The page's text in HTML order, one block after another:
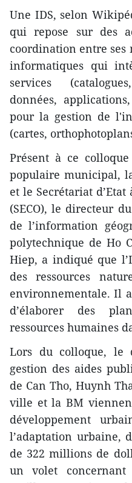
Une IDS, selon
qui repose sur des
coordination entre ses
informatiques qui
services
données,
pour la gestion de
(cartes,
Présent à ce
populaire municipal,
et le Secrétariat d’Etat
(SECO), le directeur
de l’information
polytechnique de Ho
Hiep, a indiqué que
des ressources
environnementale. Il
d’élaborer des
ressources humaines
Lors du colloque, le
gestion des aides
de Can Tho, Huynh
ville et la BM
développement
l’adaptation urbaine,
de 322 millions de
un volet